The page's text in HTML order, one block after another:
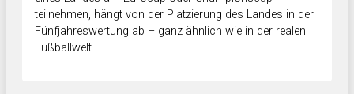
teilnehmen, hängt von der Platzierung des Landes in der
Fünfjahreswertung ab – ganz ähnlich wie in der realen
Fußballwelt.